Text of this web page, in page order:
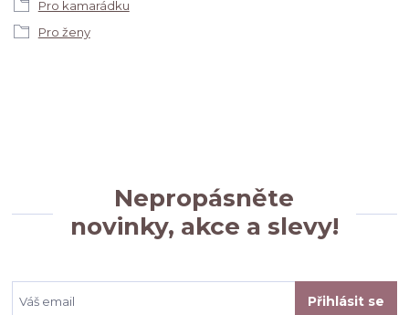
Pro kamarádku
Pro ženy
Nepropásněte
novinky, akce a slevy!
Přihlásit se